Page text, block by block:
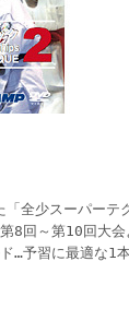
全少スーパーテ
8回～第10回大
…予習に最適な1